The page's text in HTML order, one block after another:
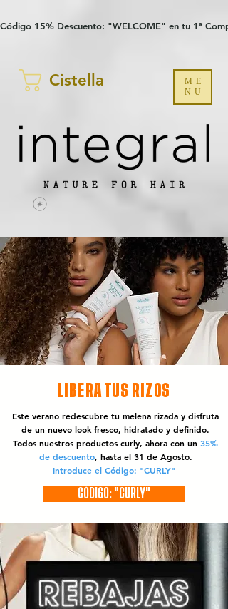
Código 15% Descuento: "WELCOME" en tu 1ª
Cistella
ME
NU
LIBERA TUS RIZOS
Este verano redescubre tu melena rizada y disfruta
de un nuevo look fresco, hidratado y definido.
Todos nuestros productos curly, ahora con un 35%
de descuento, hasta el 31 de Agosto.
Introduce el Código: "CURLY"
CÓDIGO: "CURLY"